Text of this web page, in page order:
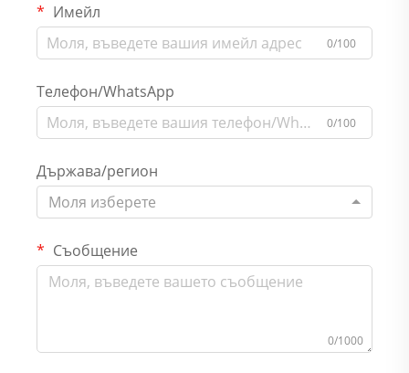
Имейл
0/100
Телефон/WhatsApp
0/100
Държава/регион
Моля изберете
Съобщение
0/1000